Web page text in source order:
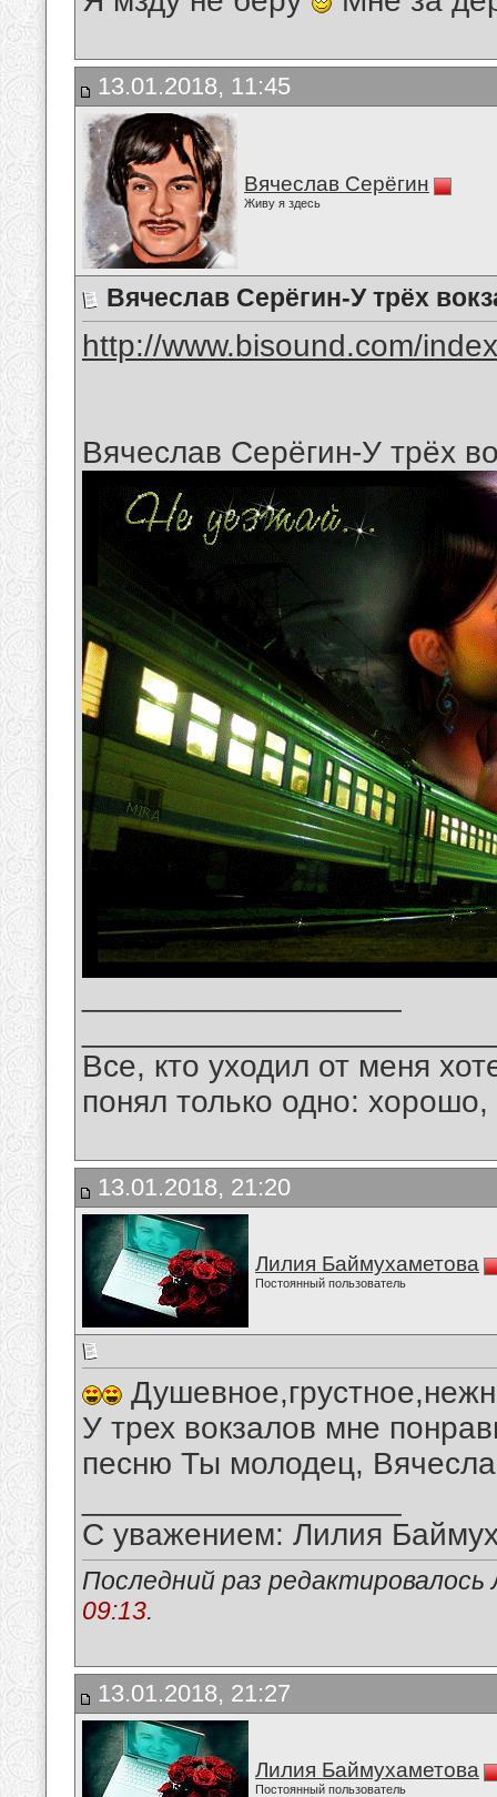
13.01.2018, 11:45
Вячеслав Серёгин
Живу я здесь
Вячеслав Серёгин-У трёх
http://www.bisound.com/
Вячеслав Серёгин-У трёх
Все, кто уходил от меня
понял только одно:
13.01.2018, 21:20
Лилия Баймухаметова
Постоянный пользователь
У трех вокзалов мне
песню Ты молодец,
С уважением: Лилия
Последний раз
09:13.
13.01.2018, 21:27
Лилия Баймухаметова
Постоянный пользователь